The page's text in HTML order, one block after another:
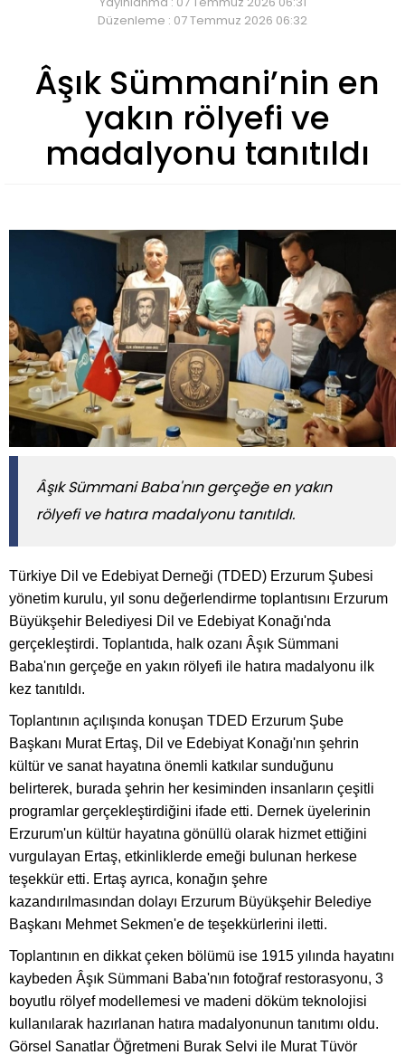
Düzenleme : 07 Temmuz 2026 06:32
Âşık Sümmani’nin en
yakın rölyefi ve
madalyonu tanıtıldı
Âşık Sümmani Baba'nın gerçeğe en yakın
rölyefi ve hatıra madalyonu tanıtıldı.
Türkiye Dil ve Edebiyat Derneği (TDED) Erzurum Şubesi
yönetim kurulu, yıl sonu değerlendirme toplantısını Erzurum
Büyükşehir Belediyesi Dil ve Edebiyat Konağı'nda
gerçekleştirdi. Toplantıda, halk ozanı Âşık Sümmani
Baba'nın gerçeğe en yakın rölyefi ile hatıra madalyonu ilk
kez tanıtıldı.
Toplantının açılışında konuşan TDED Erzurum Şube
Başkanı Murat Ertaş, Dil ve Edebiyat Konağı'nın şehrin
kültür ve sanat hayatına önemli katkılar sunduğunu
belirterek, burada şehrin her kesiminden insanların çeşitli
programlar gerçekleştirdiğini ifade etti. Dernek üyelerinin
Erzurum'un kültür hayatına gönüllü olarak hizmet ettiğini
vurgulayan Ertaş, etkinliklerde emeği bulunan herkese
teşekkür etti. Ertaş ayrıca, konağın şehre
kazandırılmasından dolayı Erzurum Büyükşehir Belediye
Başkanı Mehmet Sekmen'e de teşekkürlerini iletti.
Toplantının en dikkat çeken bölümü ise 1915 yılında hayatını
kaybeden Âşık Sümmani Baba'nın fotoğraf restorasyonu, 3
boyutlu rölyef modellemesi ve madeni döküm teknolojisi
kullanılarak hazırlanan hatıra madalyonunun tanıtımı oldu.
Görsel Sanatlar Öğretmeni Burak Selvi ile Murat Tüvör